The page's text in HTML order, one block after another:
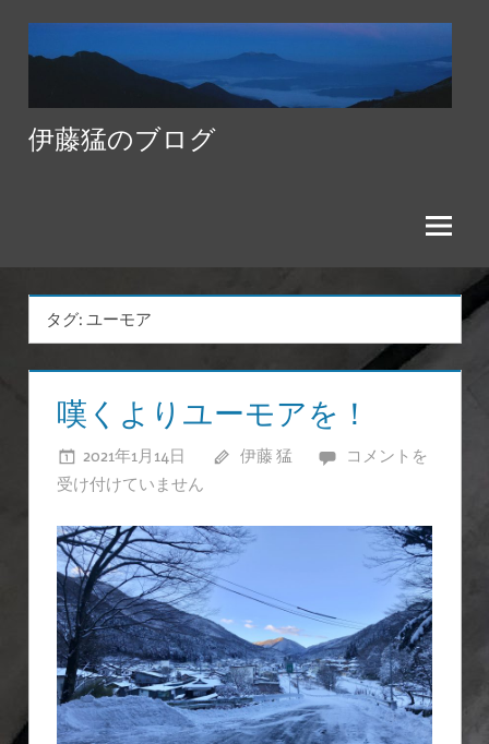
ッ
伊藤猛のブログ
タグ: ユーモア
嘆くよりユーモアを！
2021年1月14日 伊藤 猛
嘆
モ
ア
を！
は
コメントを
受け付けていません